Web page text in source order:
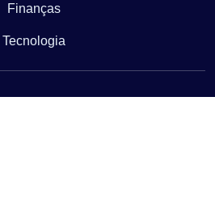
Finanças
Tecnologia